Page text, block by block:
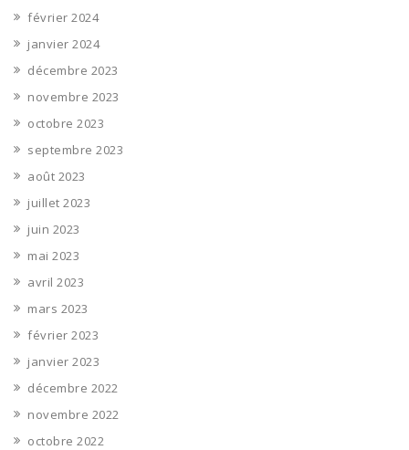
février 2024
janvier 2024
décembre 2023
novembre 2023
octobre 2023
septembre 2023
août 2023
juillet 2023
juin 2023
mai 2023
avril 2023
mars 2023
février 2023
janvier 2023
décembre 2022
novembre 2022
octobre 2022